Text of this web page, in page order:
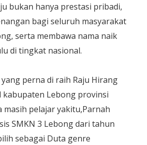
bukan hanya prestasi pribadi,
bagi seluruh masyarakat
serta membawa nama naik
di tingkat nasional.
perna di raih Raju Hirang
kabupaten Lebong provinsi
masih pelajar yakitu,Parnah
SMKN 3 Lebong dari tahun
sebagai Duta genre